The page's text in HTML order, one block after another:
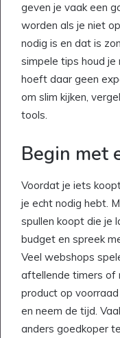
geven je vaak een
worden als je niet
nodig is en dat is
simpele tips houd je
hoeft daar geen
om slim kijken,
tools.
Begin met
Voordat je iets
je echt nodig hebt.
spullen koopt die je
budget en spreek
Veel webshops
aftellende timers of
product op
en neem de tijd.
anders goedkoper